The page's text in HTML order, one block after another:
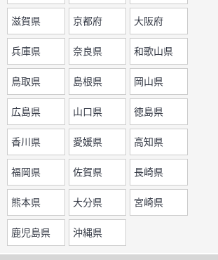
滋賀県 京都府 大阪府
兵庫県 奈良県 和歌山県
鳥取県 島根県 岡山県
広島県 山口県 徳島県
香川県 愛媛県 高知県
福岡県 佐賀県 長崎県
熊本県 大分県 宮崎県
鹿児島県 沖縄県